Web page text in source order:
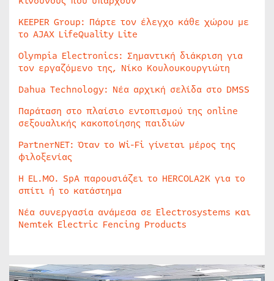
KEEPER Group: Πάρτε τον έλεγχο κάθε χώρου με
το AJAX LifeQuality Lite
Olympia Electronics: Σημαντική διάκριση για
τον εργαζόμενο της, Νίκο Κουλουκουργιώτη
Dahua Technology: Νέα αρχική σελίδα στο DMSS
Παράταση στο πλαίσιο εντοπισμού της online
σεξουαλικής κακοποίησης παιδιών
PartnerNET: Όταν το Wi-Fi γίνεται μέρος της
φιλοξενίας
Η EL.MO. SpA παρουσιάζει το HERCOLA2K για το
σπίτι ή το κατάστημα
Νέα συνεργασία ανάμεσα σε Electrosystems και
Nemtek Electric Fencing Products